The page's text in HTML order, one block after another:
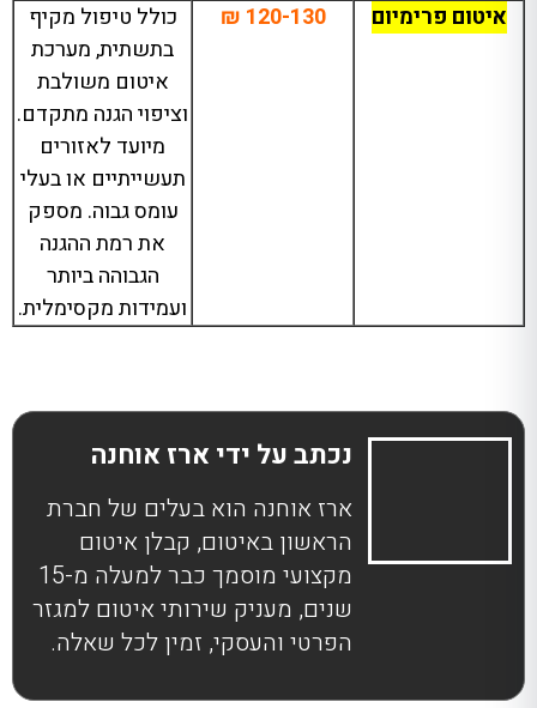
איטום פרימיום
120-130 ₪
כולל טיפול מקיף
בתשתית, מערכת
איטום משולבת
וציפוי הגנה מתקדם.
מיועד לאזורים
תעשייתיים או בעלי
עומס גבוה. מספק
את רמת ההגנה
הגבוהה ביותר
ועמידות מקסימלית.
נכתב על ידי ארז אוחנה
ארז אוחנה הוא בעלים של חברת
הראשון באיטום, קבלן איטום
מקצועי מוסמך כבר למעלה מ-15
שנים, מעניק שירותי איטום למגזר
הפרטי והעסקי, זמין לכל שאלה.